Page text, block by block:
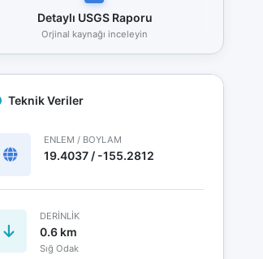
Detaylı USGS Raporu
Orjinal kaynağı inceleyin
Teknik Veriler
ENLEM / BOYLAM
19.4037 / -155.2812
DERINLIK
0.6 km
Sığ Odak